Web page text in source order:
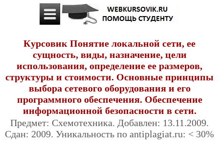
Курсовик Понятие локальной сети, ее
сущность, виды, назначение, цели
использования, определение ее размеров,
структуры и стоимости. Основные принципы
выбора сетевого оборудования и его
программного обеспечения. Обеспечение
информационной безопасности в сети.
Предмет: Схемотехника. Добавлен: 13.11.2009.
Сдан: 2009. Уникальность по antiplagiat.ru: < 30%